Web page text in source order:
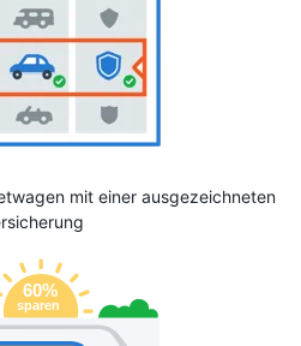
mit einer ausgezeichneten